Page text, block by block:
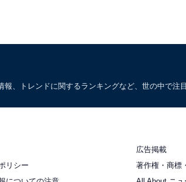
、トレンドに関するランキングなど、世の中で注
広告掲載
リシー
著作権・商標